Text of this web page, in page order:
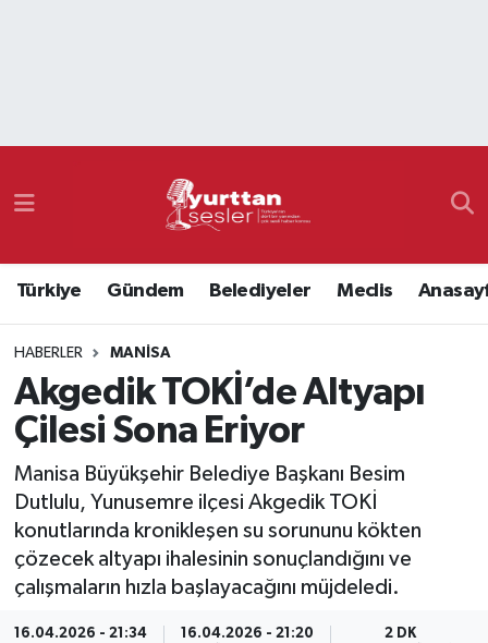
Türkiye Gündem Belediyeler Meclis
HABERLER MANISA
Akgedik TOKİ’de Altyapı
Çilesi Sona Eriyor
Manisa Büyükşehir Belediye Başkanı Besim
Dutlulu, Yunusemre ilçesi Akgedik TOKİ
konutlarında kronikleşen su sorununu kökten
çözecek altyapı ihalesinin sonuçlandığını ve
çalışmaların hızla başlayacağını müjdeledi.
16.04.2026 - 21:34 16.04.2026 - 21:20 2 DK
Namaz Vakitleri
Süper Lig Puan Durumu ve Fikstür
Tüm Manşetler
Son Dakika Haberleri
Haber Arşivi